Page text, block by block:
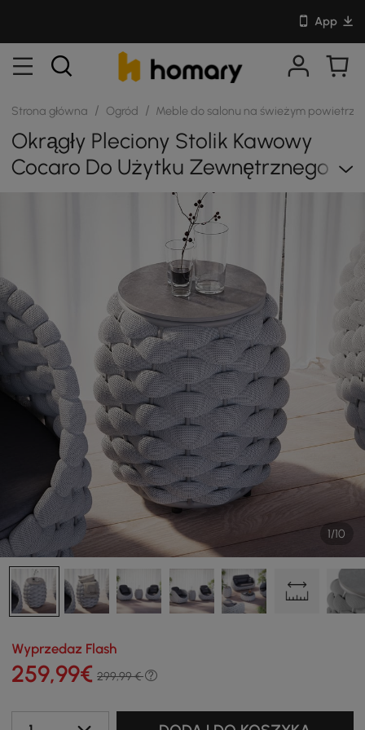
App
Strona główna / Ogród / Meble do salonu na świeżym powietrzu
Okrągły Pleciony Stolik Kawowy
Cocaro Do Użytku Zewnętrznego Z
Miejscem Do Przechowywania,
Wodoodporną Liną I Blatem Z
1/10
Wyprzedaz Flash
259,99€ 299,99 €